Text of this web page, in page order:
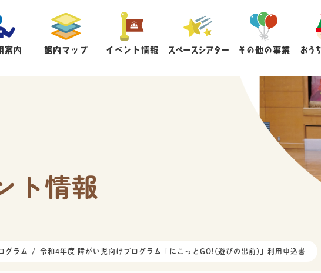
案内 館内マップ イベント情報 スペースシアター その他の事業 おう
ト情報
グラム 令和4年度 障がい児向けプログラム「にこっとGO!(遊びの出前)」利用申込書